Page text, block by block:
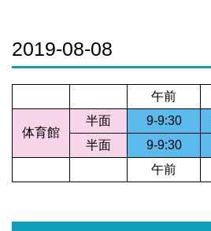
2019-08-08
午前
体育館
半面 9-9:30
半面
9-9:30
午前